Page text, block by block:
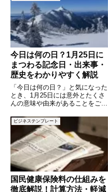
今日は何の日？1月25日に
まつわる記念日・出来事・
歴史をわかりやすく解説
「今日は何の日？」と気になった
とき、1月25日には意外とたくさ
んの意味や由来があることをご存
気分が抜け、日常が本格的に動き
出す時期でもあります。そんな1
月25日は、食に関する記念日か
ら、仕事や暮らしに関係する日
ビジネステンプレート
国民健康保険料の仕組みを
徹底解説！計算方法・軽減